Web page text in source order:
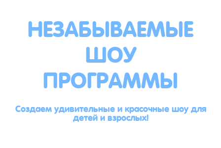
НЕЗАБЫВАЕМЫЕ
ШОУ
ПРОГРАММЫ
Создаем удивительные и красочные шоу для
детей и взрослых!